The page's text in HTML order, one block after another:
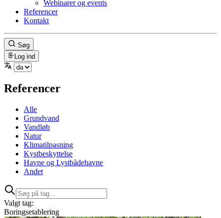
Webinarer og events
Referencer
Kontakt
Søg
Log ind
Referencer
Alle
Grundvand
Vandløb
Natur
Klimatilpasning
Kystbeskyttelse
Havne og Lystbådehavne
Andet
Valgt tag:
Boringsetablering